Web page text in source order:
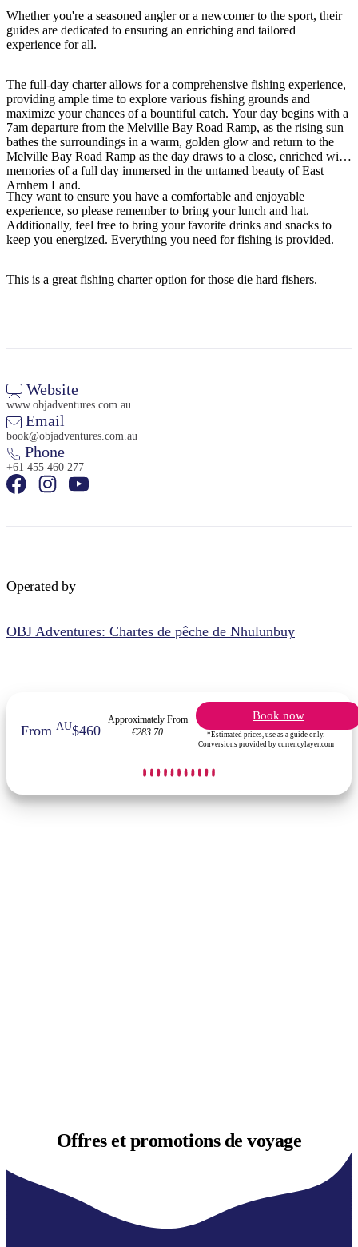
Sign
up
Whether you're a seasoned angler or a newcomer to the sport, their
guides are dedicated to ensuring an enriching and tailored
experience for all.
The full-day charter allows for a comprehensive fishing experience,
providing ample time to explore various fishing grounds and
maximize your chances of a bountiful catch. Your day begins with a
7am departure from the Melville Bay Road Ramp, as the rising sun
bathes the surroundings in a warm, golden glow and return to the
Melville Bay Road Ramp as the day draws to a close, enriched with
memories of a full day immersed in the untamed beauty of East
Arnhem Land.
They want to ensure you have a comfortable and enjoyable
experience, so please remember to bring your lunch and hat.
Additionally, feel free to bring your favorite drinks and snacks to
keep you energized. Everything you need for fishing is provided.
This is a great fishing charter option for those die hard fishers.
Website
www.objadventures.com.au
Email
book@objadventures.com.au
Phone
+61 455 460 277
Operated by
OBJ Adventures: Chartes de pêche de Nhulunbuy
FromAU$460
Approximately From
€283.70
Book now
*Estimated prices, use as a guide only.
Conversions provided by currencylayer.com
Offres etpromotions de voyage